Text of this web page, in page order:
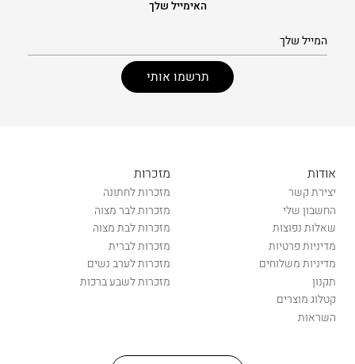
האימייל שלך
אודות
יצירת קשר
החשבון שלי
שאלות נפוצות
מדיניות פרטיות
מדיניות משלוחים
תקנון
קטלוג מוצרים
השראות
מזכרות
מזכרות לחתונה
מזכרות לבר מצוה
מזכרות לבת מצוה
מזכרות לברית
מזכרות לערב נשים
מזכרות לשבע ברכות